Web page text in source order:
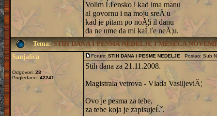
Volim Ĺľensko i kad ima manu
al govornu i na moju sreĂ¦u
kad je pitam po noĂ¦i il danu
da ne ume da mi kaĹľe neĂ¦u.
Tema:STIH DANA I PESMA NEDELJE I MESECA
Sanjalica
Odgovori: 28
Pogledano: 42241
Forum: STIH DANA i PESME NEDELJE Poslao: Sub
Stih dana za 21.11.2008.
Magistrala vetrova - Vlada VasiljeviĂ¦
Ovo je pesma za tebe,
za tebe koja je zapisujeĹˇ.